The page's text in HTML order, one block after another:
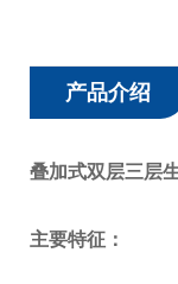
产品介绍
叠加式双层三层
主要特征：